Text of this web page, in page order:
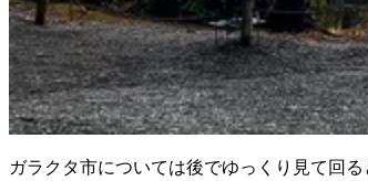
ガラクタ市については後でゆっくり見て回